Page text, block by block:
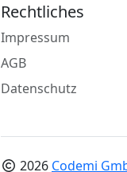
Rechtliches
Impressum
AGB
Datenschutz
2026 Codemi